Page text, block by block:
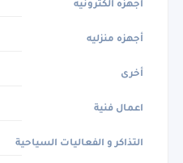
أجهزه الكترونيه
أجهزه منزليه
أخرى
اعمال فنية
التذاكر و الفعاليات السياحية